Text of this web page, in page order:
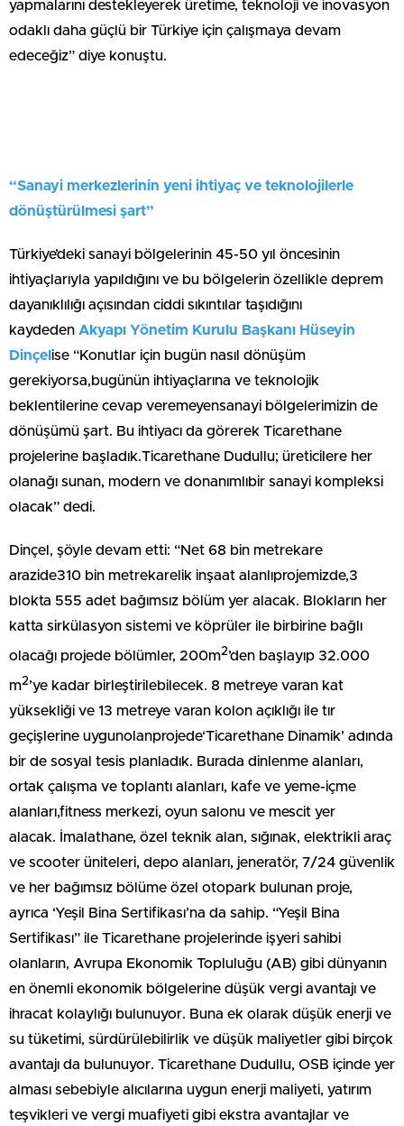
yapmalarını destekleyerek üretime, teknoloji ve inovasyon
odaklı daha güçlü bir Türkiye için çalışmaya devam
edeceğiz” diye konuştu.
“Sanayi merkezlerinin yeni ihtiyaç ve teknolojilerle
dönüştürülmesi şart”
Türkiye’deki sanayi bölgelerinin 45-50 yıl öncesinin
ihtiyaçlarıyla yapıldığını ve bu bölgelerin özellikle deprem
dayanıklılığı açısından ciddi sıkıntılar taşıdığını
kaydeden Akyapı Yönetim Kurulu Başkanı Hüseyin
Dinçel ise “Konutlar için bugün nasıl dönüşüm
gerekiyorsa,bugünün ihtiyaçlarına ve teknolojik
beklentilerine cevap veremeyensanayi bölgelerimizin de
dönüşümü şart. Bu ihtiyacı da görerek Ticarethane
projelerine başladık.Ticarethane Dudullu; üreticilere her
olanağı sunan, modern ve donanımlıbir sanayi kompleksi
olacak” dedi.
Dinçel, şöyle devam etti: “Net 68 bin metrekare
arazide310 bin metrekarelik inşaat alanlıprojemizde,3
blokta 555 adet bağımsız bölüm yer alacak. Blokların her
katta sirkülasyon sistemi ve köprüler ile birbirine bağlı
olacağı projede bölümler, 200m2’den başlayıp 32.000
m2’ye kadar birleştirilebilecek. 8 metreye varan kat
yüksekliği ve 13 metreye varan kolon açıklığı ile tır
geçişlerine uygunolanprojede‘Ticarethane Dinamik’ adında
bir de sosyal tesis planladık. Burada dinlenme alanları,
ortak çalışma ve toplantı alanları, kafe ve yeme-içme
alanları,fitness merkezi, oyun salonu ve mescit yer
alacak. İmalathane, özel teknik alan, sığınak, elektrikli araç
ve scooter üniteleri, depo alanları, jeneratör, 7/24 güvenlik
ve her bağımsız bölüme özel otopark bulunan proje,
ayrıca ‘Yeşil Bina Sertifikası’na da sahip. “Yeşil Bina
Sertifikası” ile Ticarethane projelerinde işyeri sahibi
olanların, Avrupa Ekonomik Topluluğu (AB) gibi dünyanın
en önemli ekonomik bölgelerine düşük vergi avantajı ve
ihracat kolaylığı bulunuyor. Buna ek olarak düşük enerji ve
su tüketimi, sürdürülebilirlik ve düşük maliyetler gibi birçok
avantajı da bulunuyor. Ticarethane Dudullu, OSB içinde yer
alması sebebiyle alıcılarına uygun enerji maliyeti, yatırım
teşvikleri ve vergi muafiyeti gibi ekstra avantajlar ve